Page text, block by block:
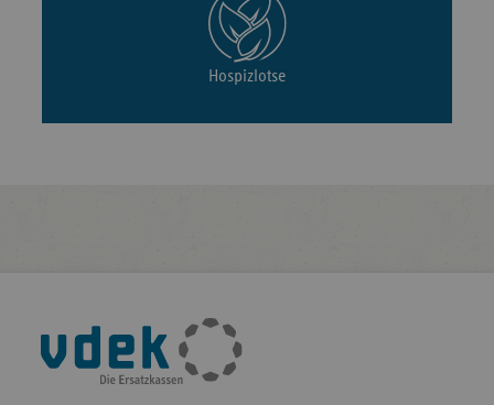
Hospizlotse
Fußleisten-
Navigation